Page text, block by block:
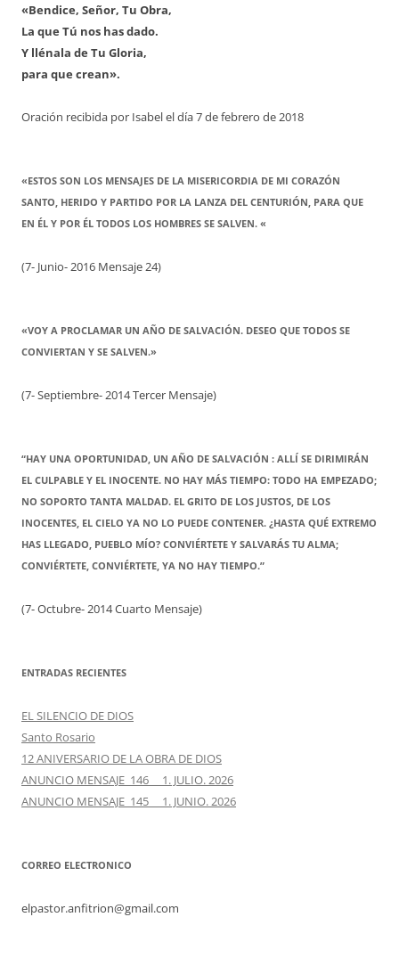
«Bendice, Señor, Tu Obra,
La que Tú nos has dado.
Y llénala de Tu Gloria,
para que crean».
Oración recibida por Isabel el día 7 de febrero de 2018
«ESTOS SON LOS MENSAJES DE LA MISERICORDIA DE MI CORAZÓN
SANTO, HERIDO Y PARTIDO POR LA LANZA DEL CENTURIÓN, PARA QUE
EN ÉL Y POR ÉL TODOS LOS HOMBRES SE SALVEN. «
(7- Junio- 2016 Mensaje 24)
«VOY A PROCLAMAR UN AÑO DE SALVACIÓN. DESEO QUE TODOS SE
CONVIERTAN Y SE SALVEN.»
(7- Septiembre- 2014 Tercer Mensaje)
“HAY UNA OPORTUNIDAD, UN AÑO DE SALVACIÓN : ALLÍ SE DIRIMIRÁN
EL CULPABLE Y EL INOCENTE. NO HAY MÁS TIEMPO: TODO HA EMPEZADO;
NO SOPORTO TANTA MALDAD. EL GRITO DE LOS JUSTOS, DE LOS
INOCENTES, EL CIELO YA NO LO PUEDE CONTENER. ¿HASTA QUÉ EXTREMO
HAS LLEGADO, PUEBLO MÍO? CONVIÉRTETE Y SALVARÁS TU ALMA;
CONVIÉRTETE, CONVIÉRTETE, YA NO HAY TIEMPO.”
(7- Octubre- 2014 Cuarto Mensaje)
ENTRADAS RECIENTES
EL SILENCIO DE DIOS
Santo Rosario
12 ANIVERSARIO DE LA OBRA DE DIOS
ANUNCIO MENSAJE 146 1. JULIO. 2026
ANUNCIO MENSAJE 145 1. JUNIO. 2026
CORREO ELECTRONICO
elpastor.anfitrion@gmail.com